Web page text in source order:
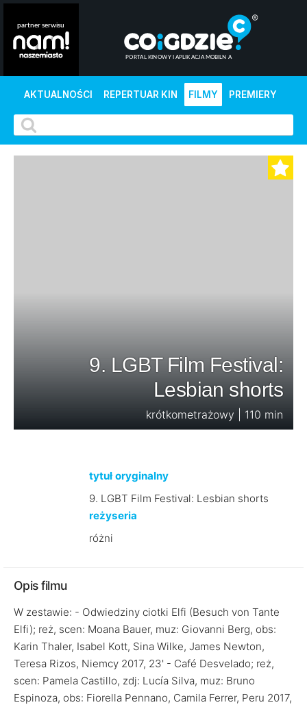
AKTUALNOŚCI REPERTUAR KIN FILMY PREMIERY
9. LGBT Film Festival:
Lesbian shorts
krótkometrażowy | 110 min
tytuł oryginalny
9. LGBT Film Festival: Lesbian shorts
reżyseria
różni
Opis filmu
W zestawie: - Odwiedziny ciotki Elfi (Besuch von Tante
Elfi); reż, scen: Moana Bauer, muz: Giovanni Berg, obs:
Karin Thaler, Isabel Kott, Sina Wilke, James Newton,
Teresa Rizos, Niemcy 2017, 23' - Café Desvelado; reż,
scen: Pamela Castillo, zdj: Lucía Silva, muz: Bruno
Espinoza, obs: Fiorella Pennano, Camila Ferrer, Peru 2017,